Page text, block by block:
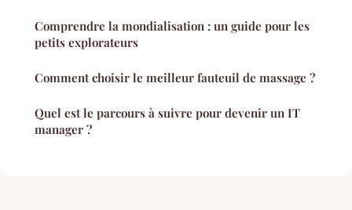
Comprendre la mondialisation : un guide pour les
petits explorateurs
Comment choisir le meilleur fauteuil de massage ?
Quel est le parcours à suivre pour devenir un IT
manager ?